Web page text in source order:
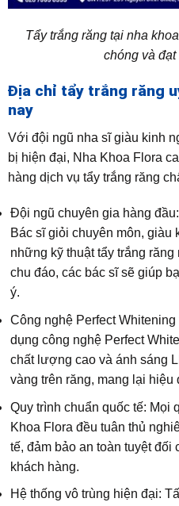
Tẩy trắng răng tại nha
chóng và
Địa chỉ tẩy trắng răng
nay
Với đội ngũ nha sĩ giàu kinh
bị hiện đại, Nha Khoa Flora
hàng dịch vụ tẩy trắng răng
Đội ngũ chuyên gia hàng
Bác sĩ giỏi chuyên môn, giàu
những kỹ thuật tẩy trắng
chu đáo, các bác sĩ sẽ giúp
ý.
Công nghệ Perfect
dụng công nghệ Perfect
chất lượng cao và ánh sáng
vàng trên răng, mang lại
Quy trình chuẩn quốc tế: Mọi
Khoa Flora đều tuân thủ
tế, đảm bảo an toàn tuyệt đối
khách hàng.
Hệ thống vô trùng hiện đại: